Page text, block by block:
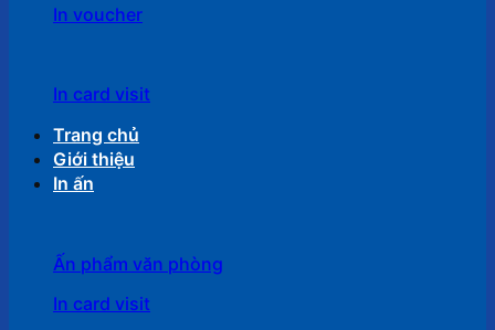
In voucher
In card visit
Trang chủ
Giới thiệu
In ấn
Ấn phẩm văn phòng
In card visit